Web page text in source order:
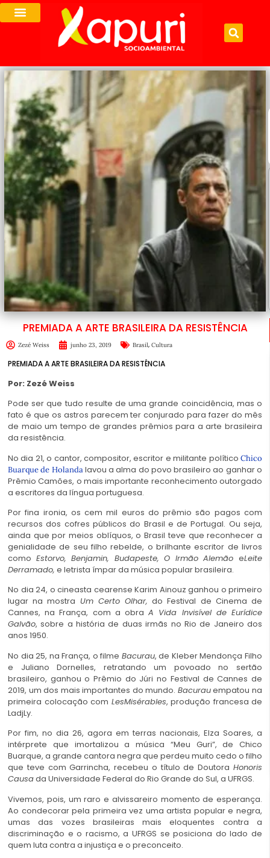
PREMIADA A ARTE BRASILEIRA DA RESISTÊNCIA
Zezé Weiss junho 23, 2019 Brasil, Cultura
PREMIADA A ARTE BRASILEIRA DA RESISTÊNCIA
Por: Zezé Weiss
Pode ser que tudo resulte de uma grande coincidência, mas o
fato é que os astros parecem ter conjurado para fazer do mês
de maio um tempo de grandes prêmios para a arte brasileira
da resistência.
No dia 21, o cantor, compositor, escritor e militante político Chico
Buarque de Holandalavou a alma do povo brasileiro ao ganhar o
Prêmio Camões, o mais importante reconhecimento outorgado
a escritores da língua portuguesa.
Por fina ironia, os cem mil euros do prêmio são pagos com
recursos dos cofres públicos do Brasil e de Portugal. Ou seja,
ainda que por meios oblíquos, o Brasil teve que reconhecer a
genialidade de seu filho rebelde, o brilhante escritor de livros
como Estorvo, Benjamin, Budapeste, O Irmão AlemãoeLeite
Derramado, e letrista ímpar da música popular brasileira.
No dia 24, o cineasta cearense Karim Ainouz ganhou o primeiro
lugar na mostra Um Certo Olhar, do Festival de Cinema de
Cannes, na França, com a obraA Vida Invisível de Eurídice
Galvão, sobre a história de duas irmãs no Rio de Janeiro dos
anos 1950.
No dia 25, na França, o filme Bacurau, de Kleber Mendonça Filho
e Juliano Dornelles, retratando um povoado no sertão
brasileiro, ganhou o Prêmio do Júri no Festival de Cannes de
2019, um dos mais importantes do mundo. Bacurauempatou na
primeira colocação com LesMisérables, produção francesa de
LadjLy.
Por fim, no dia 26, agora em terras nacionais, Elza Soares, a
intérprete que imortalizou a música “Meu Guri”, de Chico
Buarque, a grande cantora negra que perdeu muito cedo o filho
que teve com Garrincha, recebeu o título de Doutora Honoris
Causada Universidade Federal do Rio Grande do Sul, a UFRGS.
Vivemos, pois, um raro e alvissareiro momento de esperança.
Ao condecorar pela primeira vez uma artista popular e negra,
umas das vozes brasileiras mais eloquentes contra a
discriminação e o racismo, a UFRGS se posiciona do lado de
quem luta contra a injustiça e o preconceito.